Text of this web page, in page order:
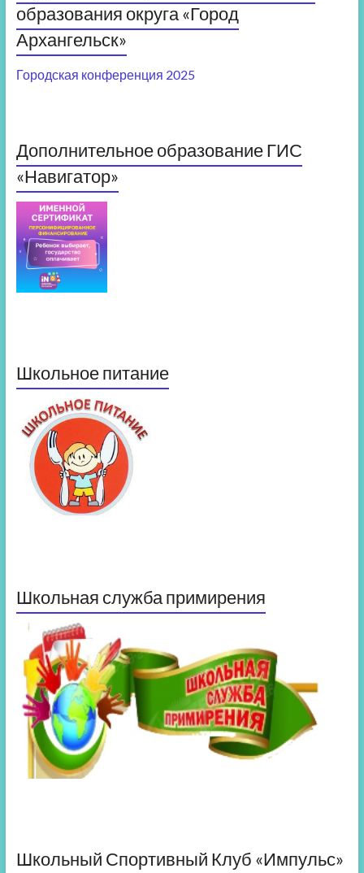
образования округа «Город
Архангельск»
Городская конференция 2025
Дополнительное образование ГИС
«Навигатор»
Школьное питание
Школьная служба примирения
Школьный Спортивный Клуб «Импульс»